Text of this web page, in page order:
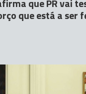
que está a ser